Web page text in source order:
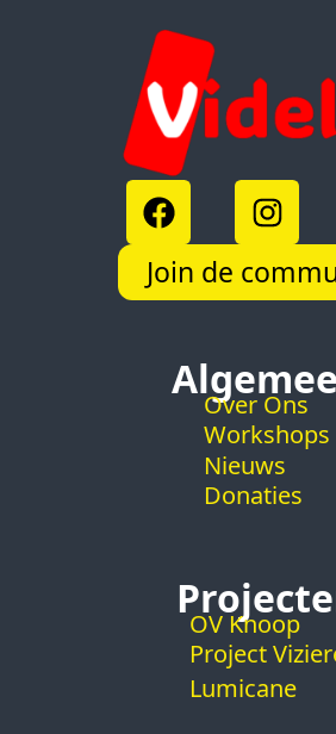
Join de
Over Ons
Workshops
Nieuws
Donaties
OV Knoop
Project
Lumicane